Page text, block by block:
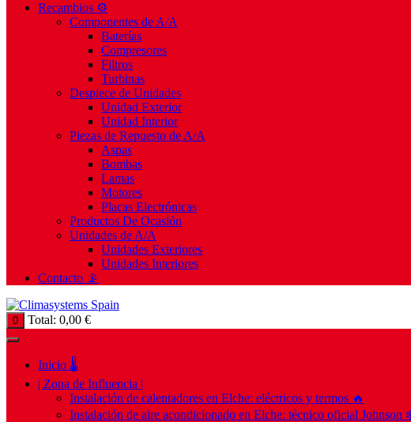
Recambios ⚙️
Componentes de A/A
Baterías
Compresores
Filtros
Turbinas
Despiece de Unidades
Unidad Exterior
Unidad Interior
Piezas de Repuesto de A/A
Aspas
Bombas
Lamas
Motores
Placas Electrónicas
Productos De Ocasión
Unidades de A/A
Unidades Exteriores
Unidades Interiores
Contacto 📡
0 Total: 0,00 €
Inicio 🌡️
| Zona de Influencia |
Instalación de calentadores en Elche: eléctricos y termos 🔥
Instalación de aire acondicionado en Elche: técnico oficial Johnson